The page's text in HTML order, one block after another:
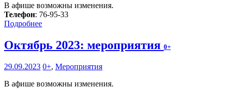
В афише возможны изменения.
Телефон: 76-95-33
Подробнее
Октябрь 2023: мероприятия 0+
29.09.2023 0+, Мероприятия
В афише возможны изменения.